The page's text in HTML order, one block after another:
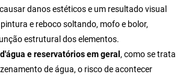
danos estéticos e um resultado visual
e reboco soltando, mofo e bolor,
estrutural dos elementos.
e reservatórios em geral , como se trata
de água, o risco de acontecer